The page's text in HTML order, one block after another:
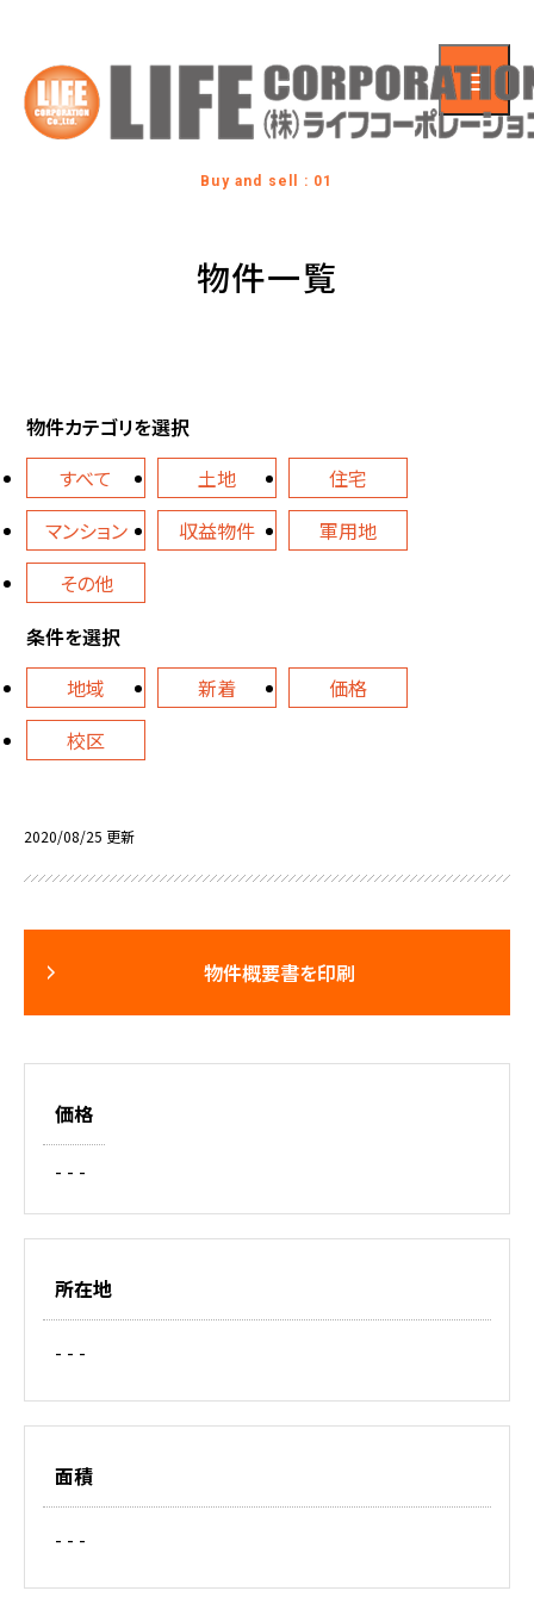
Buy and sell : 01
物件一覧
物件カテゴリを選択
すべて
土地
住宅
マンション
収益物件
軍用地
その他
条件を選択
地域
新着
価格
校区
2020/08/25 更新
物件概要書を印刷
価格
- - -
所在地
- - -
面積
- - -